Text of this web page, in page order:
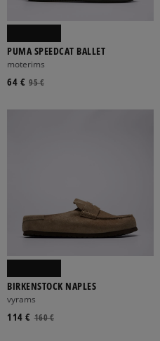
PUMA SPEEDCAT BALLET
moterims
95 €
64 €
BIRKENSTOCK NAPLES
vyrams
160 €
114 €